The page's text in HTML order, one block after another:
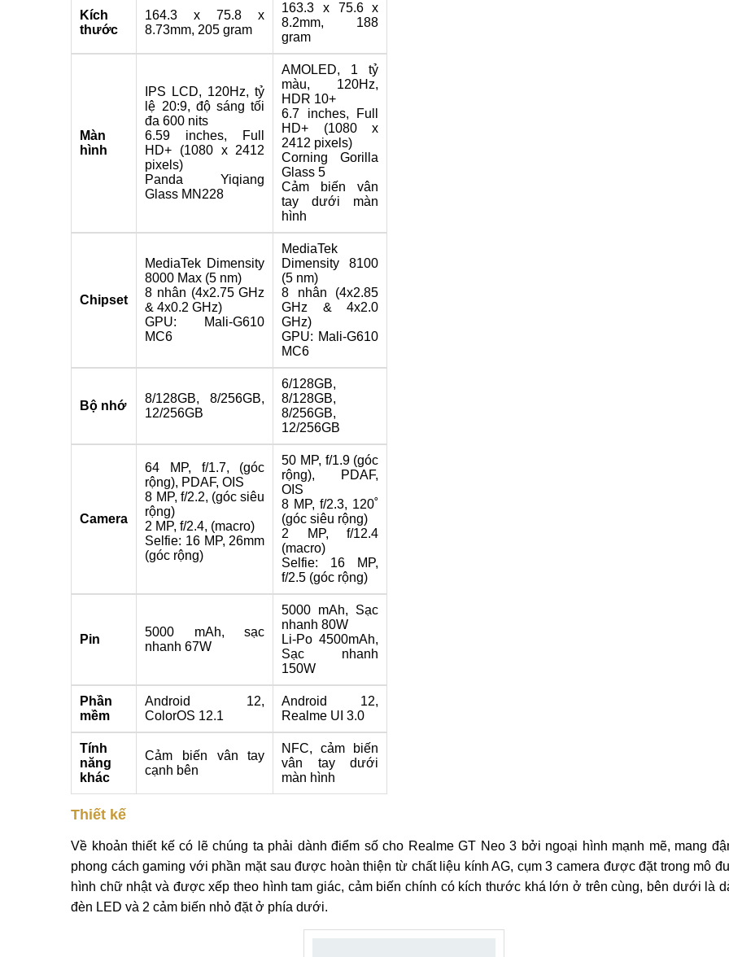
Kích
thước
164.3 x 75.8 x
8.73mm, 205 gram
163.3 x 75.6 x
8.2mm, 188
gram
Màn
hình
IPS LCD, 120Hz, tỷ
lệ 20:9, độ sáng tối
đa 600 nits
6.59 inches, Full
HD+ (1080 x 2412
pixels)
Panda Yiqiang
Glass MN228
AMOLED, 1 tỷ
màu, 120Hz,
HDR 10+
6.7 inches, Full
HD+ (1080 x
2412 pixels)
Corning Gorilla
Glass 5
Cảm biến vân
tay dưới màn
hình
Chipset
MediaTek Dimensity
8000 Max (5 nm)
8 nhân (4x2.75 GHz
& 4x0.2 GHz)
GPU: Mali-G610
MC6
MediaTek
Dimensity 8100
(5 nm)
8 nhân (4x2.85
GHz & 4x2.0
GHz)
GPU: Mali-G610
MC6
Bộ nhớ
8/128GB, 8/256GB,
12/256GB
6/128GB,
8/128GB,
8/256GB,
12/256GB
Camera
64 MP, f/1.7, (góc
rộng), PDAF, OIS
8 MP, f/2.2, (góc siêu
rộng)
2 MP, f/2.4, (macro)
Selfie: 16 MP, 26mm
(góc rộng)
50 MP, f/1.9 (góc
rộng), PDAF,
OIS
8 MP, f/2.3, 120˚
(góc siêu rộng)
2 MP, f/12.4
(macro)
Selfie: 16 MP,
f/2.5 (góc rộng)
Pin
5000 mAh, sạc
nhanh 67W
5000 mAh, Sạc
nhanh 80W
Li-Po 4500mAh,
Sạc nhanh
150W
Phần
mềm
Android 12,
ColorOS 12.1
Android 12,
Realme UI 3.0
Tính
năng
khác
Cảm biến vân tay
cạnh bên
NFC, cảm biến
vân tay dưới
màn hình
Thiết kế
Về khoản thiết kế có lẽ chúng ta phải dành điểm số cho Realme GT Neo 3 bởi ngoại hình mạnh mẽ, mang
phong cách gaming với phần mặt sau được hoàn thiện từ chất liệu kính AG, cụm 3 camera được đặt trong mô
hình chữ nhật và được xếp theo hình tam giác, cảm biến chính có kích thước khá lớn ở trên cùng, bên dưới là
đèn LED và 2 cảm biến nhỏ đặt ở phía dưới.